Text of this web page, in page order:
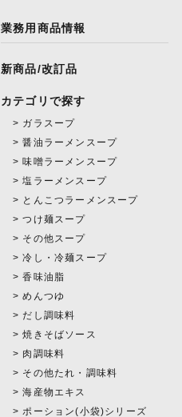
業務用商品情報
新商品/改訂品
カテゴリで探す
ガラスープ
醤油ラーメンスープ
味噌ラーメンスープ
塩ラーメンスープ
とんこつラーメンスープ
つけ麺スープ
その他スープ
冷し・冷麺スープ
香味油脂
めんつゆ
だし調味料
焼きそばソース
肉調味料
その他たれ・調味料
海産物エキス
ポーション(小袋)シリーズ